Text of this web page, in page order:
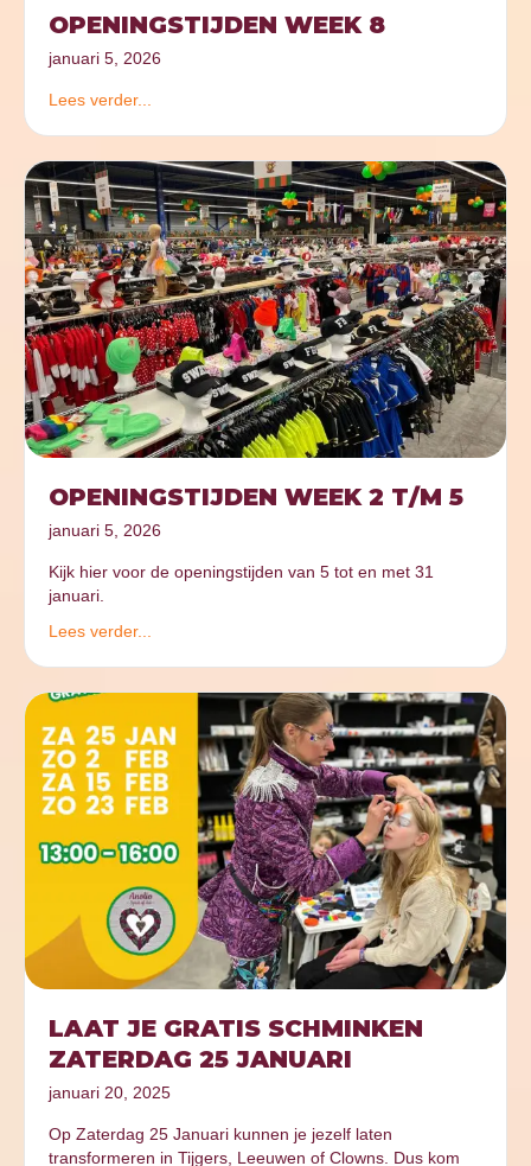
OPENINGSTIJDEN WEEK 8
januari 5, 2026
Lees verder...
OPENINGSTIJDEN WEEK 2 T/M 5
januari 5, 2026
Kijk hier voor de openingstijden van 5 tot en met 31
januari.
Lees verder...
LAAT JE GRATIS SCHMINKEN
ZATERDAG 25 JANUARI
januari 20, 2025
Op Zaterdag 25 Januari kunnen je jezelf laten
transformeren in Tijgers, Leeuwen of Clowns. Dus kom